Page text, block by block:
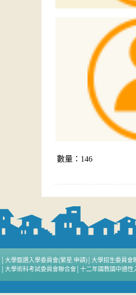
數量：146
大學甄選入學委員會(繁星.申請) 大學招生委員會
大學術科考試委員會聯合會 十二年國教國中適性